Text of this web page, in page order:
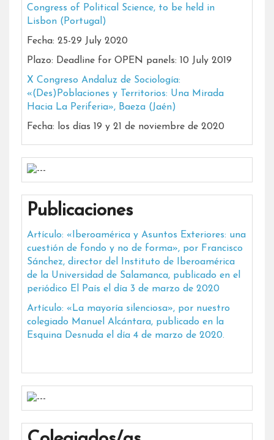
Congress of Political Science, to be held in
Lisbon (Portugal)
Fecha: 25-29 July 2020
Plazo: Deadline for OPEN panels: 10 July 2019
X Congreso Andaluz de Sociología:
«(Des)Poblaciones y Territorios: Una Mirada
Hacia La Periferia», Baeza (Jaén)
Fecha: los días 19 y 21 de noviembre de 2020
Publicaciones
Artículo: «Iberoamérica y Asuntos Exteriores: una
cuestión de fondo y no de forma», por Francisco
Sánchez, director del Instituto de Iberoamérica
de la Universidad de Salamanca, publicado en el
periódico El País el día 3 de marzo de 2020
Artículo: «La mayoría silenciosa», por nuestro
colegiado Manuel Alcántara, publicado en la
Esquina Desnuda el día 4 de marzo de 2020.